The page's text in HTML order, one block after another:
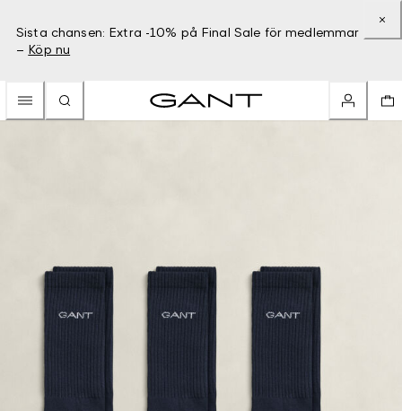
Sista chansen: Extra -10% på Final Sale för medlemmar
– Köp nu